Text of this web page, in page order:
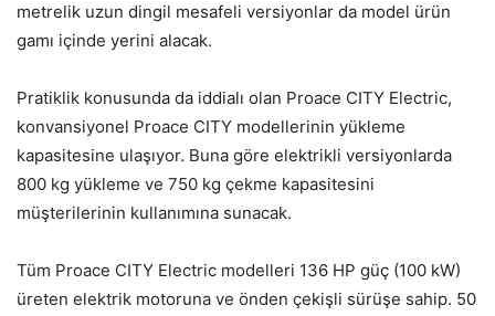
metrelik uzun dingil mesafeli versiyonlar da model ürün
gamı içinde yerini alacak.
Pratiklik konusunda da iddialı olan Proace CITY Electric,
konvansiyonel Proace CITY modellerinin yükleme
kapasitesine ulaşıyor. Buna göre elektrikli versiyonlarda
800 kg yükleme ve 750 kg çekme kapasitesini
müşterilerinin kullanımına sunacak.
Tüm Proace CITY Electric modelleri 136 HP güç (100 kW)
üreten elektrik motoruna ve önden çekişli sürüşe sahip. 50